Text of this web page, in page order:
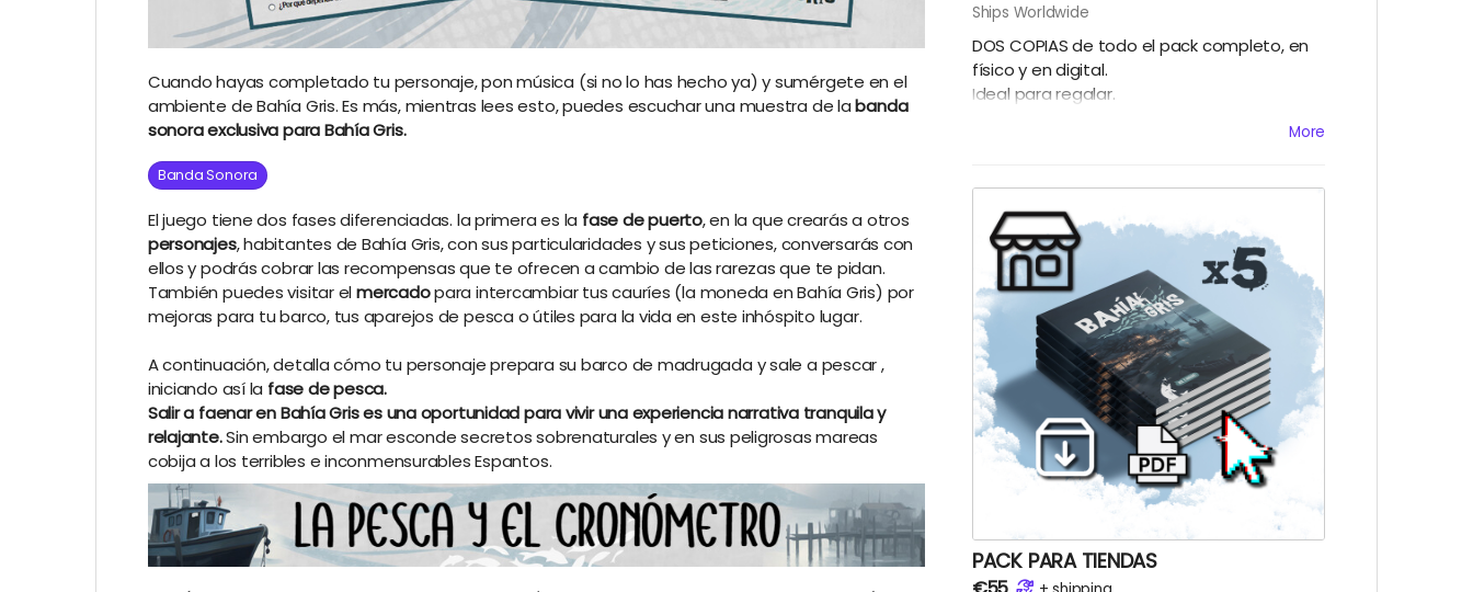
Cuando hayas completado tu personaje, pon música (si no lo has hecho ya) y sumérgete en el
ambiente de Bahía Gris. Es más, mientras lees esto, puedes escuchar una muestra de labanda
sonora exclusiva para Bahía Gris.
Banda Sonora
El juego tiene dos fases diferenciadas. la primera es la fase de puerto, en la que crearás a otros
personajes, habitantes de Bahía Gris, con sus particularidades y sus peticiones, conversarás con
ellos y podrás cobrar las recompensas que te ofrecen a cambio de las rarezas que te pidan.
También puedes visitar elmercadopara intercambiar tus cauríes (la moneda en Bahía Gris) por
mejoras para tu barco, tus aparejos de pesca o útiles para la vida en este inhóspito lugar.
A continuación, detalla cómo tu personaje prepara su barco de madrugada y sale a pescar,
iniciando así la fase de pesca.
Salir a faenar en Bahía Gris es una oportunidad para vivir una experiencia narrativa tranquila y
relajante.Sin embargo el mar esconde secretos sobrenaturales y en sus peligrosas mareas
cobija a los terribles e inconmensurables Espantos.
Ships Worldwide
DOS COPIAS de todo el pack completo, en
físico y en digital.
Ideal para regalar.
More
PACK PARA TIENDAS